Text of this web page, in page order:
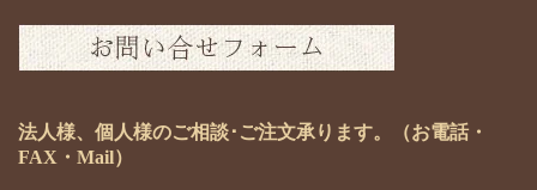
法人様、個人様のご相談･ご注文承ります。（お電話・
FAX・Mail）